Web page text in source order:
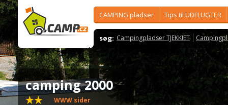
CAMPING pladser Tips til UDFLUGTER
søg: Campingpladser TJEKKIET
camping 2000
WWW sider